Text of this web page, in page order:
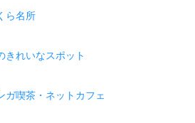
ら名所
きれいなスポット
ガ喫茶・ネットカフェ